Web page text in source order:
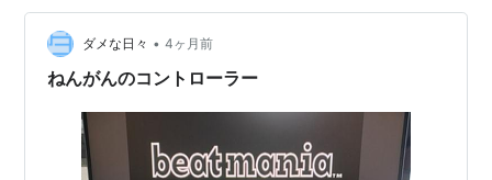
「beatmania THE FINAL」が稼動開始！
略称「 ビーマニ 」、「五鍵
画面上を流れる譜面。そこにある音符がラインに重なっ
たら対応する鍵盤を押すか、ターンテーブルを回す。
ダメな日々 • 4ヶ月前
ねんがんのコントローラー